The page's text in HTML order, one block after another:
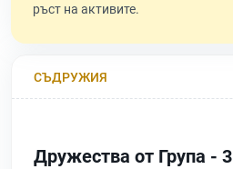
ръст на активите.
СЪДРУЖИЯ
Дружества от Група - 3